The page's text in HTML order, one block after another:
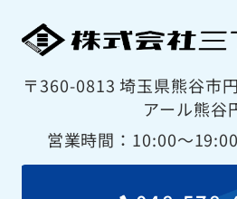
〒360-0813 埼玉県熊谷市
アール熊谷
営業時間：10:00〜19:00